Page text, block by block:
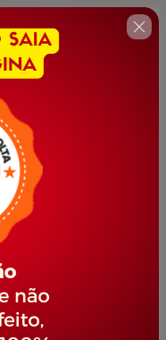
🇺🇸 Change country